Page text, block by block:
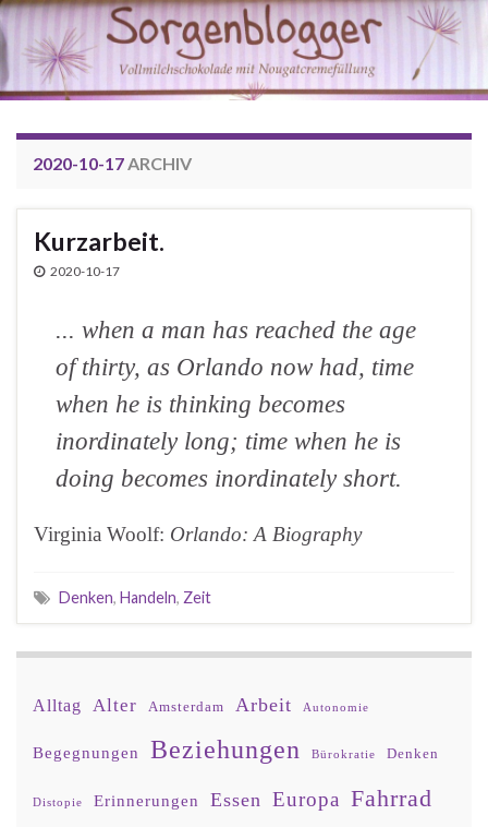
2020-10-17ARCHIV
Kurzarbeit.
2020-10-17
... when a man has reached the age
of thirty, as Orlando now had, time
when he is thinking becomes
inordinately long; time when he is
doing becomes inordinately short.
Virginia Woolf: Orlando: A Biography
Denken, Handeln, Zeit
Alltag Alter Amsterdam Arbeit Autonomie
Begegnungen Beziehungen Bürokratie Denken
Distopie Erinnerungen Essen Europa Fahrrad